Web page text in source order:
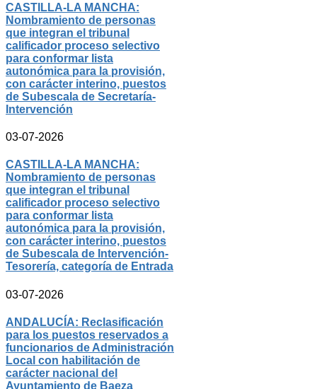
CASTILLA-LA MANCHA:
Nombramiento de personas
que integran el tribunal
calificador proceso selectivo
para conformar lista
autonómica para la provisión,
con carácter interino, puestos
de Subescala de Secretaría-
Intervención
03-07-2026
CASTILLA-LA MANCHA:
Nombramiento de personas
que integran el tribunal
calificador proceso selectivo
para conformar lista
autonómica para la provisión,
con carácter interino, puestos
de Subescala de Intervención-
Tesorería, categoría de Entrada
03-07-2026
ANDALUCÍA: Reclasificación
para los puestos reservados a
funcionarios de Administración
Local con habilitación de
carácter nacional del
Ayuntamiento de Baeza